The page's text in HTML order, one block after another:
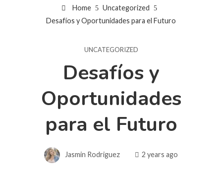
Home
Uncategorized
Desafíos y Oportunidades para el Futuro
UNCATEGORIZED
Desafíos y
Oportunidades
para el Futuro
Jasmin Rodriguez 2 years ago